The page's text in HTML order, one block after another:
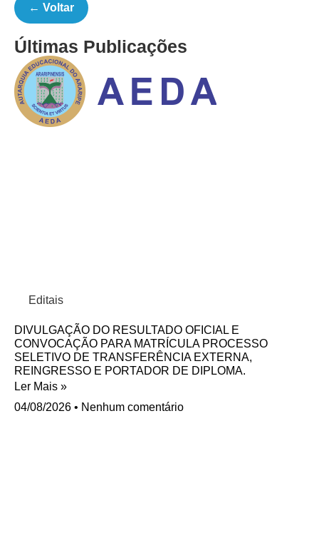
← Voltar
Últimas Publicações
Editais
DIVULGAÇÃO DO RESULTADO OFICIAL E
CONVOCAÇÃO PARA MATRÍCULA PROCESSO
SELETIVO DE TRANSFERÊNCIA EXTERNA,
REINGRESSO E PORTADOR DE DIPLOMA.
Ler Mais »
04/08/2026
Nenhum comentário